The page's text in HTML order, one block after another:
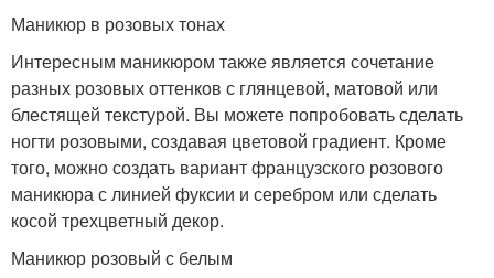
Маникюр в розовых тонах
Интересным маникюром также является сочетание
разных розовых оттенков с глянцевой, матовой или
блестящей текстурой. Вы можете попробовать сделать
ногти розовыми, создавая цветовой градиент. Кроме
того, можно создать вариант французского розового
маникюра с линией фуксии и серебром или сделать
косой трехцветный декор.
Маникюр розовый с белым